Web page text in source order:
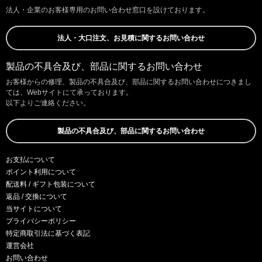
法人・企業のお客様専用のお問い合わせ窓口を設けております。
法人・大口注文、お見積に関するお問い合わせ
製品の不具合及び、部品に関するお問い合わせ
お客様からの修理、製品の不具合及び、部品に関するお問い合わせにつきまし
ては、Webサイトにて承っております。
以下よりご連絡ください。
製品の不具合及び、部品に関するお問い合わせ
お支払について
ポイント利用について
配送料 / ギフト包装について
返品 / 交換について
当サイトについて
プライバシーポリシー
特定商取引法に基づく表記
運営会社
お問い合わせ